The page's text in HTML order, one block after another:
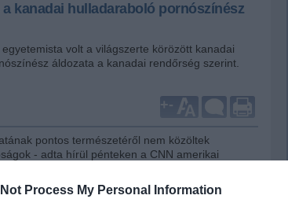
Not Process My Personal Information
kanadai hulladaraboló pornószínész
volt a világszerte körözött kanadai
áldozata a kanadai rendőrség szerint.
+-
pontos természetéről nem közöltek
- adta hírül pénteken a CNN amerikai